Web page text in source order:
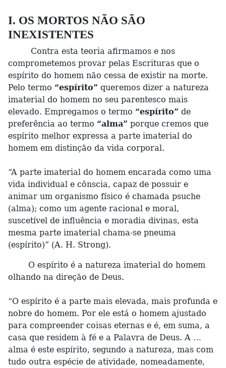
I. OS MORTOS NÃO SÃO
INEXISTENTES
Contra esta teoria afirmamos e nos
comprometemos provar pelas Escrituras que o
espírito do homem não cessa de existir na morte.
Pelo termo “espírito” queremos dizer a natureza
imaterial do homem no seu parentesco mais
elevado. Empregamos o termo “espírito” de
preferência ao termo “alma” porque cremos que
espírito melhor expressa a parte imaterial do
homem em distinção da vida corporal.
“A parte imaterial do homem encarada como uma
vida individual e cônscia, capaz de possuir e
animar um organismo físico é chamada psuche
(alma); como um agente racional e moral,
suscetível de influência e moradia divinas, esta
mesma parte imaterial chama-se pneuma
(espírito)” (A. H. Strong).
O espírito é a natureza imaterial do homem
olhando na direção de Deus.
“O espírito é a parte mais elevada, mais profunda e
nobre do homem. Por ele está o homem ajustado
para compreender coisas eternas e é, em suma, a
casa que residem à fé e a Palavra de Deus. A …
alma é este espírito, segundo a natureza, mas com
tudo outra espécie de atividade, nomeadamente,